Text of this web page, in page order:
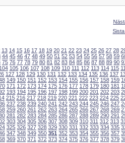
13 14 15 16 17 18 19 20 21 22 23 24 25 26 27 28
44 45 46 47 48 49 50 51 52 53 54 55 56 57 58 59
75 76 77 78 79 80 81 82 83 84 85 86 87 88 89 90
104 105 106 107 108 109 110 111 112 113 114 115
127 128 129 130 131 132 133 134 135 136 137
149 150 151 152 153 154 155 156 157 158 159
171 172 173 174 175 176 177 178 179 180 181
193 194 195 196 197 198 199 200 201 202 203
215 216 217 218 219 220 221 222 223 224 225
237 238 239 240 241 242 243 244 245 246 247
259 260 261 262 263 264 265 266 267 268 269
281 282 283 284 285 286 287 288 289 290 291
303 304 305 306 307 308 309 310 311 312 313
325 326 327 328 329 330 331 332 333 334 335
347 348 349 350 351 352 353 354 355 356 357
369 370 371 372 373 374 375 376 377 378 379